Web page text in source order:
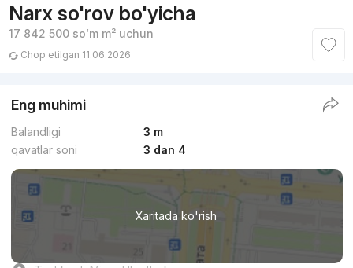
Narx so'rov bo'yicha
17 842 500 soʻmm² uchun
Chop etilgan 11.06.2026
Eng muhimi
Balandligi
3 m
qavatlar soni
3 dan 4
Xaritada ko'rish